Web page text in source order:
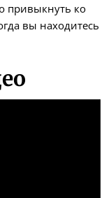
привыкнуть ко
вы находитесь